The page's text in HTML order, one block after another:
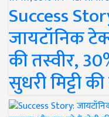
Success
जायटॉनिक
की तस्वीर,
सुधरी मिट्टी